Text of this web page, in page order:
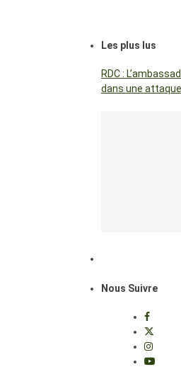
Les plus lus
RDC :
dans une attaque
Nous Suivre